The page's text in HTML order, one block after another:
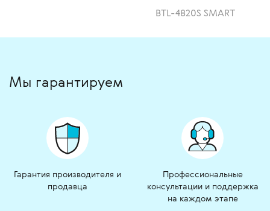
BTL-4820S SMART
Мы гарантируем
Гарантия производителя и
продавца
Профессиональные
консультации и поддержка
на каждом этапе